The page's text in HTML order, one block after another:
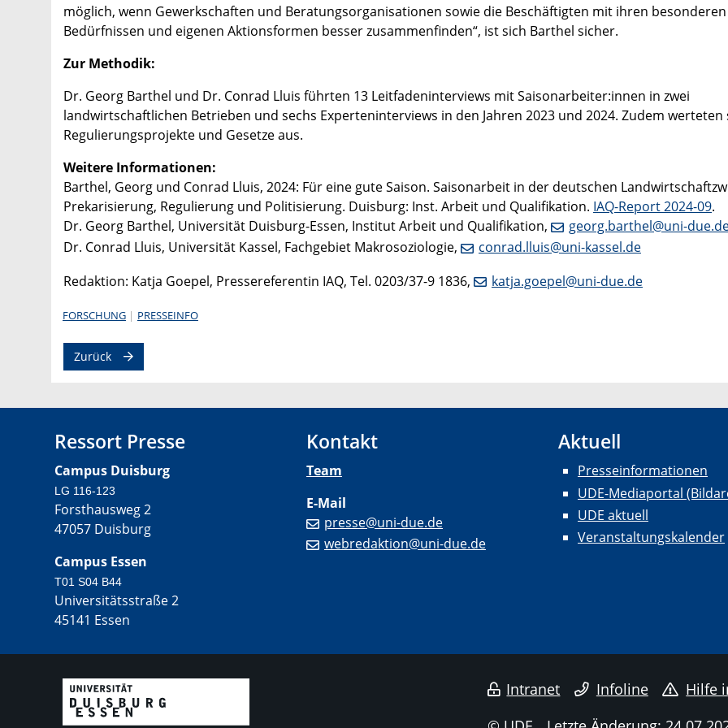
möglich, wenn Gewerkschaften und Beratungsorganisationen sowie die Beschäftigten mit ihren besonderen
Bedürfnissen und eigenen Aktionsformen besser zusammenfinden“, ist sich Barthel sicher.
Zur Methodik:
Dr. Georg Barthel und Dr. Conrad Lluis führten 13 Leitfadeninterviews mit Saisonarbeiter:innen in zwei
landwirtschaftlichen Betrieben und sechs Experteninterviews in den Jahren 2023 und 2024. Zudem werteten
Regulierungsprojekte und Gesetze aus.
Weitere Informationen:
Barthel, Georg und Conrad Lluis, 2024: Für eine gute Saison. Saisonarbeit in der deutschen
Prekarisierung, Regulierung und Politisierung. Duisburg: Inst. Arbeit und Qualifikation. IAQ-Report 2024-09.
Dr. Georg Barthel, Universität Duisburg-Essen, Institut Arbeit und Qualifikation,
georg.barthel@uni-
Dr. Conrad Lluis, Universität Kassel, Fachgebiet Makrosoziologie,
conrad.lluis@uni-kassel.de
Redaktion: Katja Goepel, Pressereferentin IAQ, Tel. 0203/37-9 1836,
katja.goepel@uni-due.de
FORSCHUNG PRESSEINFO
Zurück
Ressort Presse
Campus Duisburg
LG 116-123
Forsthausweg 2
47057 Duisburg
Campus Essen
T01 S04 B44
Universitätsstraße 2
45141 Essen
Kontakt
Team
E-Mail
presse@uni-due.de
webredaktion@uni-due.de
Aktuell
Presseinformationen
UDE-Mediaportal
UDE aktuell
Veranstaltungskalender
Intranet Infoline Hilfe